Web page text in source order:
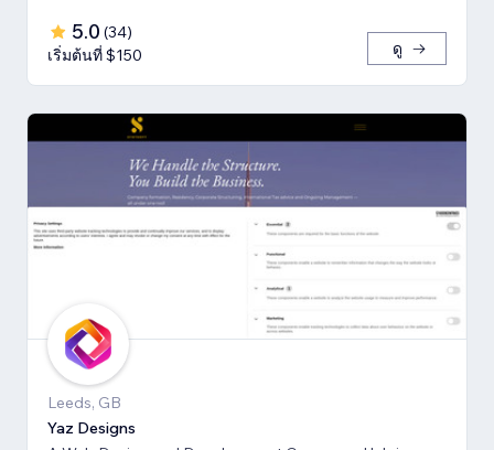
5.0 (34)
เริ่มต้นที่ $150
ดู
Leeds, GB
Yaz Designs